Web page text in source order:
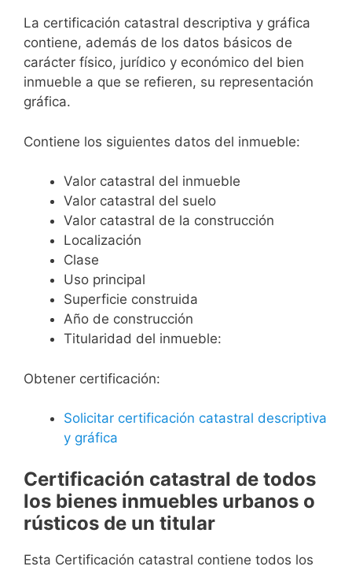
La certificación catastral descriptiva y gráfica
contiene, además de los datos básicos de
carácter físico, jurídico y económico del bien
inmueble a que se refieren, su representación
gráfica.
Contiene los siguientes datos del inmueble:
Valor catastral del inmueble
Valor catastral del suelo
Valor catastral de la construcción
Localización
Clase
Uso principal
Superficie construida
Año de construcción
Titularidad del inmueble:
Obtener certificación:
Solicitar certificación catastral descriptiva
y gráfica
Certificación catastral de todos
los bienes inmuebles urbanos o
rústicos de un titular
Esta Certificación catastral contiene todos los